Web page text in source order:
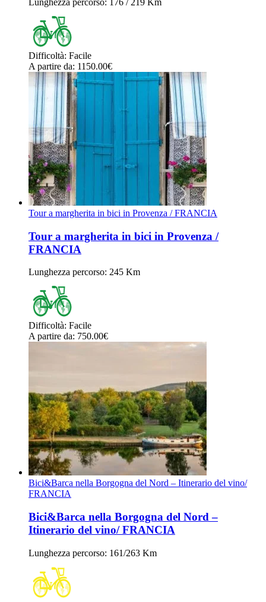
Lunghezza percorso: 176 / 219 Km
Difficoltà: Facile
A partire da: 1150.00€
Tour a margherita in bici in Provenza / FRANCIA
Tour a margherita in bici in Provenza /
FRANCIA
Lunghezza percorso: 245 Km
Difficoltà: Facile
A partire da: 750.00€
Bici&Barca nella Borgogna del Nord – Itinerario del vino/
FRANCIA
Bici&Barca nella Borgogna del Nord –
Itinerario del vino/ FRANCIA
Lunghezza percorso: 161/263 Km